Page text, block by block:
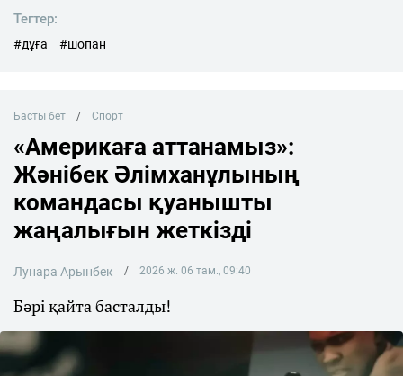
Тегтер:
#дұға #шопан
Басты бет Спорт
«Америкаға аттанамыз»:
Жәнібек Әлімханұлының
командасы қуанышты
жаңалығын жеткізді
Лунара Арынбек 2026 ж. 06 там., 09:40
Бәрі қайта басталды!